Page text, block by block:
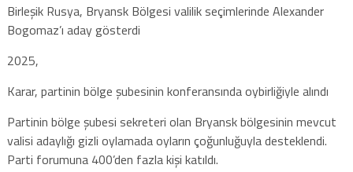
Birleşik Rusya, Bryansk Bölgesi valilik seçimlerinde Alexander
Bogomaz’ı aday gösterdi
2025,
Karar, partinin bölge şubesinin konferansında oybirliğiyle alındı
Partinin bölge şubesi sekreteri olan Bryansk bölgesinin mevcut
valisi adaylığı gizli oylamada oyların çoğunluğuyla desteklendi.
Parti forumuna 400’den fazla kişi katıldı.